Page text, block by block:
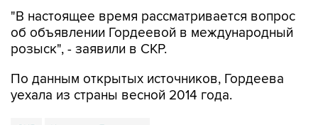
"В настоящее время рассматривается вопрос
об объявлении Гордеевой в международный
розыск", - заявили в СКР.
По данным открытых источников, Гордеева
уехала из страны весной 2014 года.